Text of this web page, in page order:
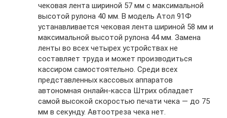
чековая лента шириной 57 мм с максимальной
высотой рулона 40 мм. В модель Атол 91Ф
устанавливается чековая лента шириной 58 мм и
максимальной высотой рулона 44 мм. Замена
ленты во всех четырех устройствах не
составляет труда и может производиться
кассиром самостоятельно. Среди всех
представленных кассовых аппаратов
автономная онлайн-касса Штрих обладает
самой высокой скоростью печати чека — до 75
мм в секунду. Автоотреза чека нет.